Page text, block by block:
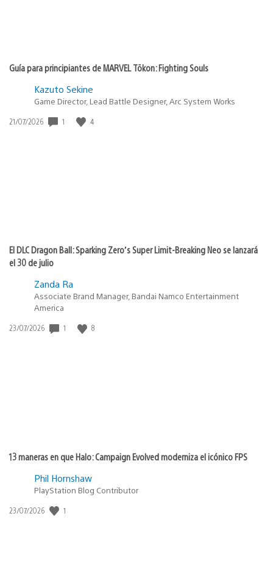
Guía para principiantes de MARVEL Tōkon: Fighting Souls
Kazuto Sekine
Game Director, Lead Battle Designer, Arc System Works
Fecha
21/07/2026 1 4
El DLC Dragon Ball: Sparking Zero’s Super Limit-Breaking Neo se lanzará
el 30 de julio
Zanda Ra
Associate Brand Manager, Bandai Namco Entertainment
America
Fecha
23/07/2026 1 8
13 maneras en que Halo: Campaign Evolved moderniza el icónico FPS
Phil Hornshaw
PlayStation Blog Contributor
Fecha
23/07/2026 1